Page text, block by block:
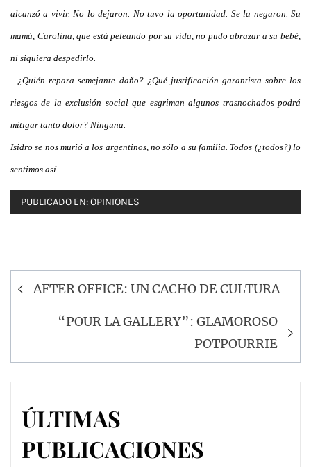
alcanzó a vivir. No lo dejaron. No tuvo la oportunidad. Se la negaron. Su
mamá, Carolina, que está peleando por su vida, no pudo abrazar a su bebé,
ni siquiera despedirlo.
¿Quién repara semejante daño? ¿Qué justificación garantista sobre los
riesgos de la exclusión social que esgriman algunos trasnochados podrá
mitigar tanto dolor? Ninguna.
Isidro se nos murió a los argentinos, no sólo a su familia. Todos (¿todos?) lo
sentimos así.
PUBLICADO EN:OPINIONES
Navegación
entradas
AFTER OFFICE: UN CACHO DE CULTURA
“POUR LA GALLERY”: GLAMOROSO
POTPOURRIE
ÚLTIMAS
PUBLICACIONES